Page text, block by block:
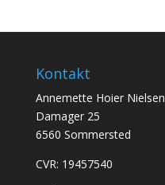
Kontakt
Annemette Hoier Nielsen
Damager 25
6560 Sommersted
CVR: 19457540